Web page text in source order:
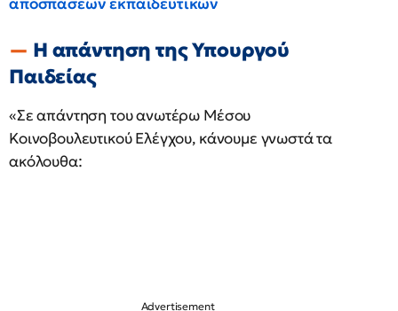
Η απάντηση της Υπουργού
Παιδείας
«Σε απάντηση του ανωτέρω Μέσου
Κοινοβουλευτικού Ελέγχου, κάνουμε γνωστά τα
ακόλουθα: